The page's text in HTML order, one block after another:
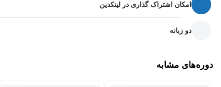
امکان اشتراک گذاری در لینکدین
دو زبانه
دوره‌های مشابه